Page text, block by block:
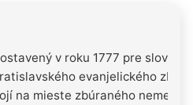
v roku 1777 pre
evanjelického
na mieste zbúraného